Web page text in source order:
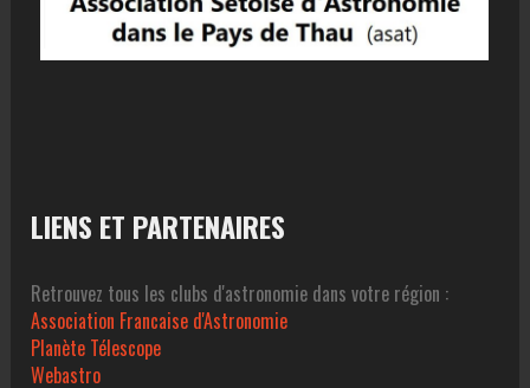
LIENS ET PARTENAIRES
Retrouvez tous les clubs d'astronomie dans votre région :
Association Francaise d'Astronomie
Planète Télescope
Webastro